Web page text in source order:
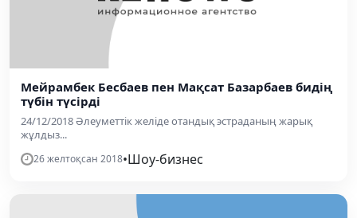
Мейрамбек Бесбаев пен Мақсат Базарбаев бидің
түбін түсірді
24/12/2018 Әлеуметтік желіде отандық эстраданың жарық
жұлдыз...
26 желтоқсан 2018•Шоу-бизнес